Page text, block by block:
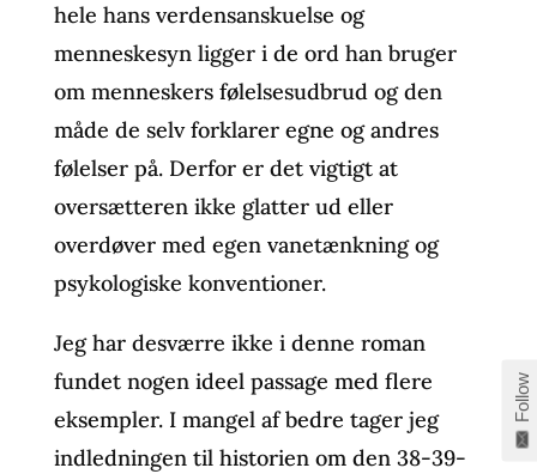
hele hans verdensanskuelse og
menneskesyn ligger i de ord han bruger
om menneskers følelsesudbrud og den
måde de selv forklarer egne og andres
følelser på. Derfor er det vigtigt at
oversætteren ikke glatter ud eller
overdøver med egen vanetænkning og
psykologiske konventioner.
Jeg har desværre ikke i denne roman
fundet nogen ideel passage med flere
eksempler. I mangel af bedre tager jeg
indledningen til historien om den 38-39-
Follow